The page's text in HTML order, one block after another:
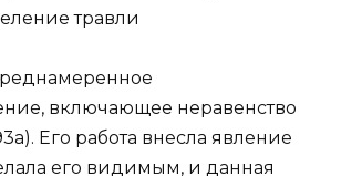
травли
включающее неравенство
Его работа внесла явление
его видимым, и данная